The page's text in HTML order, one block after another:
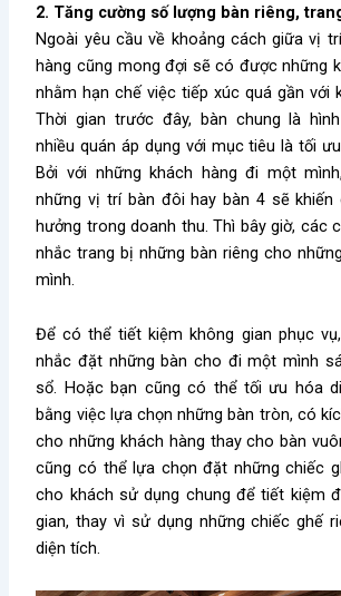
2. Tăng cường số lượng bàn riêng,
Ngoài yêu cầu về khoảng cách giữa vị
hàng cũng mong đợi sẽ có được những
nhằm hạn chế việc tiếp xúc quá gần với
Thời gian trước đây, bàn chung là
nhiều quán áp dụng với mục tiêu là tối
Bởi với những khách hàng đi một
những vị trí bàn đôi hay bàn 4 sẽ khiến
hưởng trong doanh thu. Thì bây giờ, các
nhắc trang bị những bàn riêng cho
mình.
Để có thể tiết kiệm không gian phục
nhắc đặt những bàn cho đi một mình
sổ. Hoặc bạn cũng có thể tối ưu hóa
bằng việc lựa chọn những bàn tròn, có
cho những khách hàng thay cho bàn
cũng có thể lựa chọn đặt những chiếc
cho khách sử dụng chung để tiết kiệm
gian, thay vì sử dụng những chiếc ghế
diện tích.